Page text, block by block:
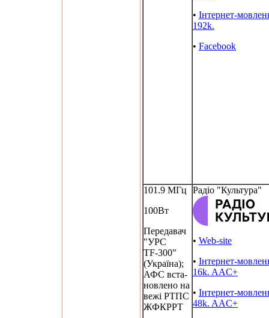
• Інтернет-
192k.
• Facebook
101.9 МГц
100Вт
Передавач
"УРС
TF-300"
(Україна);
АФС вста-
новлено на
вежі РТПС
ЖФКРРТ
Радіо "Культура"
• Web-site
• Інтернет-
16k. AAC+
• Інтернет-
48k. AAC+